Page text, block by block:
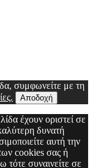
συμφωνείτε με τη
Αποδοχή
έχουν οριστεί σε
δυνατή
αυτή την
cookies σας ή
συναινείτε σε